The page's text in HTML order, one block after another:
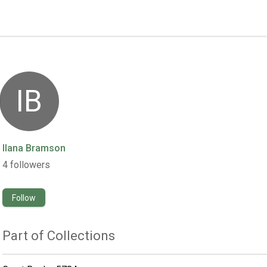
IB
Ilana Bramson
4 followers
Follow
Part of Collections